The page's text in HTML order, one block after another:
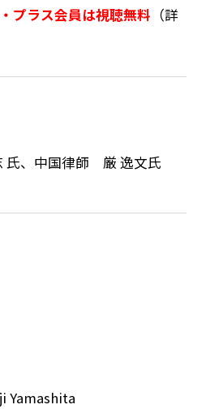
プラス会員は視聴無料 （詳
、中国律師 厳 逸文氏
Yamashita